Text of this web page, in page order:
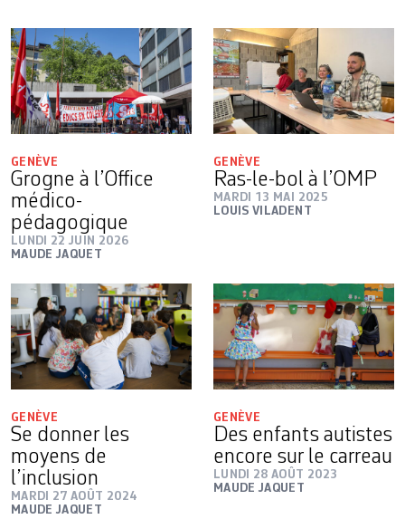
GENÈVE
Grogne à l’Office
médico-
pédagogique
LUNDI 22 JUIN 2026
MAUDE JAQUET
GENÈVE
Ras-le-bol à l’OMP
MARDI 13 MAI 2025
LOUIS VILADENT
GENÈVE
Se donner les
moyens de
l’inclusion
MARDI 27 AOÛT 2024
MAUDE JAQUET
GENÈVE
Des enfants autistes
encore sur le carreau
LUNDI 28 AOÛT 2023
MAUDE JAQUET